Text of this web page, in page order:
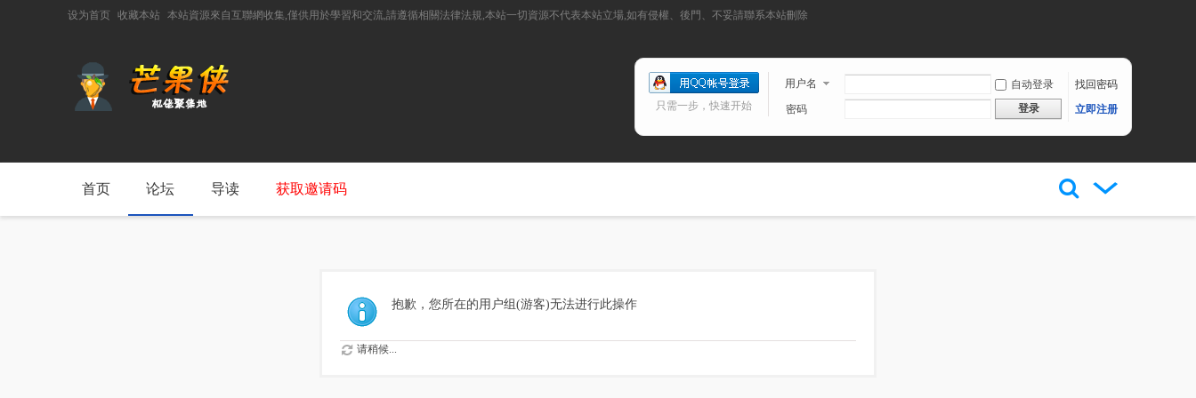
设为首页 收藏本站 本站資源來自互聯網收集,僅供用於學習和交流,請遵循相關法律法規,本站一切資源不代表本站立場,如有侵權、後門、不妥請聯系本站刪除
用户名 自动登录
找回密码
密码
登录 立即注册
只需一步，快速开始
首页 论坛 导读 获取邀请码
抱歉，您所在的用户组(游客)无法进行此操作
请稍候...